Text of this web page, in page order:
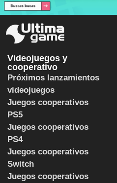
Videojuegos y
cooperativo
Próximos lanzamientos
videojuegos
Juegos cooperativos
PS5
Juegos cooperativos
PS4
Juegos cooperativos
Switch
Juegos cooperativos